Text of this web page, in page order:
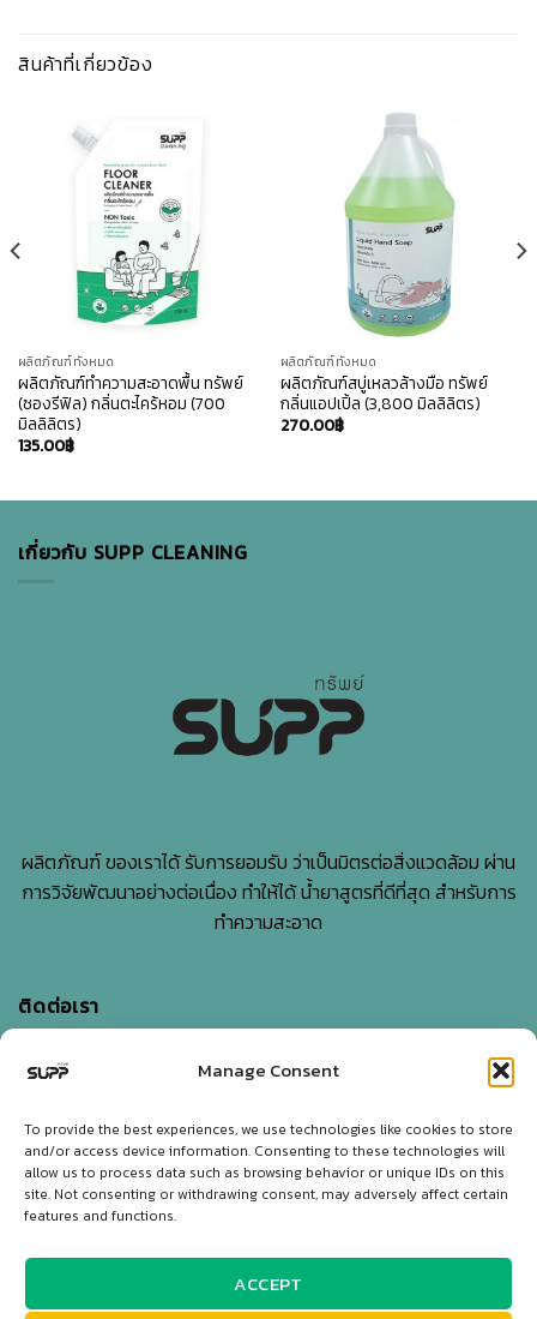
Manage Consent
To provide the best experiences, we use technologies like cookies to store
and/or access device information. Consenting to these technologies will
allow us to process data such as browsing behavior or unique IDs on this
site. Not consenting or withdrawing consent, may adversely affect certain
features and functions.
ACCEPT
สินค้าที่เกี่ยวข้อง
ผลิตภัณฑ์ทั้งหมด
ผลิตภัณฑ์ทำความสะอาดพื้น ทรัพย์
(ซองรีฟิล) กลิ่นตะไคร้หอม (700
มิลลิลิตร)
135.00฿
ผลิตภัณฑ์ทั้งหมด
ผลิตภัณฑ์สบู่เหลวล้างมือ ทรัพย์
กลิ่นแอปเปิ้ล (3,800 มิลลิลิตร)
270.00฿
เกี่ยวกับ SUPP CLEANING
ผลิตภัณฑ์ ของเราได้ รับการยอมรับ ว่าเป็นมิตรต่อสิ่งแวดล้อม ผ่าน
การวิจัยพัฒนาอย่างต่อเนื่อง ทำให้ได้ น้ำยาสูตรที่ดีที่สุด สำหรับการ
ทำความสะอาด
ติดต่อเรา
บริษัท เอสแอนด์พี ไบโอเอ็นเนอร์ยี่ จำกัด
5-7 Sangchuto rd., Tharua, Tamaka, Kanchanaburi,
Thailand 71130
Tel:+66 34 562913, +66 62 410 3879
+66 65 237 9788
Email:info@supp-cleaning.com